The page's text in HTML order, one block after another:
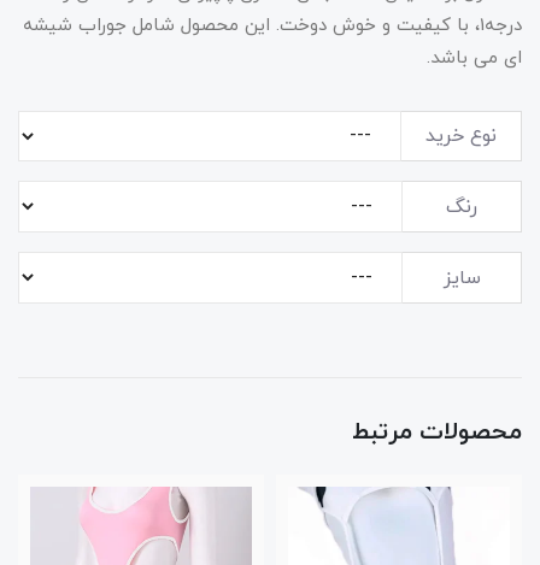
درجه1، با کیفیت و خوش دوخت. این محصول شامل جوراب شیشه
ای می باشد.
نوع خرید
رنگ
سایز
محصولات مرتبط